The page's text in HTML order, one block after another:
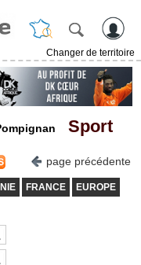
Changer de territoire
Sport
page précédente
FRANCE EUROPE